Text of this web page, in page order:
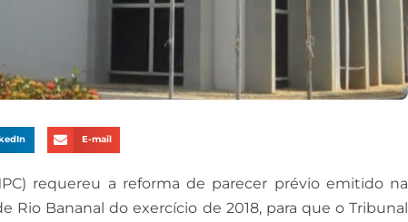
E-mail
requereu a reforma de parecer prévio emitido na
Rio Bananal do exercício de 2018, para que o Tribunal